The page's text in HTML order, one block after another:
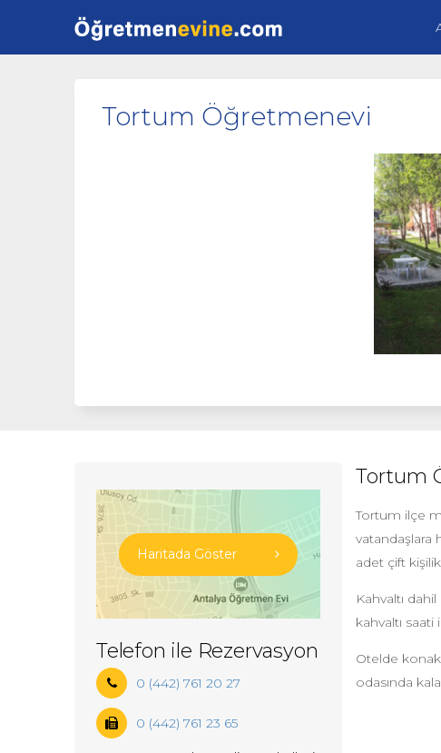
Tortum Öğretmenevi
Tortum
Tortum ilçe
vatandaşlara
adet çift
Kahvaltı
kahvaltı saati
Otelde
odasında
Haritada Göster
Telefon ile Rezervasyon
0 (442) 761 20 27
0 (442) 761 23 65